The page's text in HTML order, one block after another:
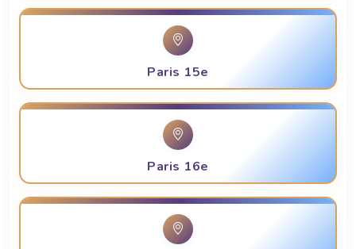
Paris 15e
Paris 16e